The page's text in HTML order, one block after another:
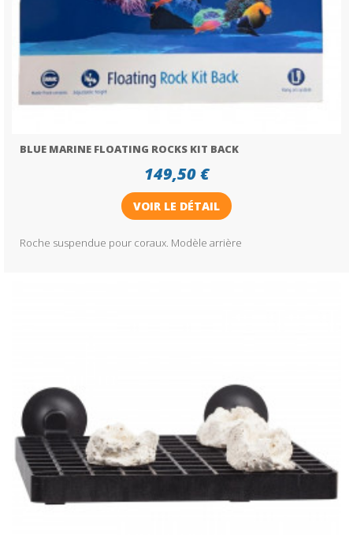
BLUE MARINE FLOATING ROCKS KIT BACK
149,50 €
VOIR LE DÉTAIL
Roche suspendue pour coraux. Modèle arrière